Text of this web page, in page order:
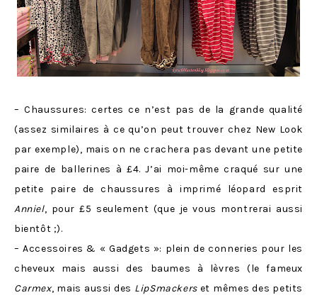
– Chaussures: certes ce n’est pas de la grande qualité
(assez similaires à ce qu’on peut trouver chez New Look
par exemple), mais on ne crachera pas devant une petite
paire de ballerines à £4. J’ai moi-même craqué sur une
petite paire de chaussures à imprimé léopard esprit
Anniel, pour £5 seulement (que je vous montrerai aussi
bientôt ;).
– Accessoires & « Gadgets »: plein de conneries pour les
cheveux mais aussi des baumes à lèvres (le fameux
Carmex, mais aussi des LipSmackerset mêmes des petits